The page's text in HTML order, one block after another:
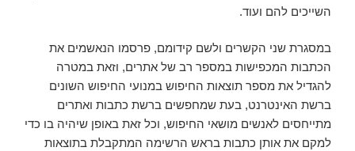
השייכים להם ועוד.
במסגרת שני הקשרים ולשם קידומם, פרסמו הנאשמים את
הכתבות המכפישות במספר רב של אתרים, וזאת במטרה
להגדיל את מספר תוצאות החיפוש במנועי החיפוש השונים
ברשת האינטרנט, בעת שמחפשים ברשת כתבות ואתרים
מתייחסים לאנשים מושאי החיפוש, וכל זאת באופן שיהיה בו כדי
למקם את אותן כתבות בראש הרשימה המתקבלת בתוצאות